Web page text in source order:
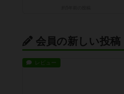
会員の新しい投稿
レビュー